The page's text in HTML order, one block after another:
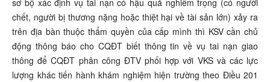
sơ bộ xác định vụ tai nạn có hậu quả nghiêm trọng (có người
chết, người bị thương nặng hoặc thiệt hại về tài sản lớn) xảy ra
trên địa bàn thuộc thẩm quyền của cấp mình thì KSV cần chủ
động thông báo cho CQĐT biết thông tin về vụ tai nạn giao
thông để CQĐT phân công ĐTV phối hợp với VKS và các lực
lượng khác tiến hành khám nghiệm hiện trường theo Điều 201